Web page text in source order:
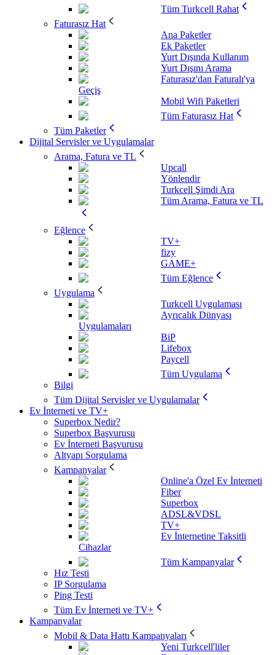
Tüm Turkcell Rahat
Faturasız Hat
Ana Paketler
Ek Paketler
Yurt Dışında Kullanım
Yurt Dışını Arama
Faturasız'dan Faturalı'ya
Geçiş
Mobil Wifi Paketleri
Tüm Faturasız Hat
Tüm Paketler
Dijital Servisler ve Uygulamalar
Arama, Fatura ve TL
Upcall
Yönlendir
Turkcell Şimdi Ara
Tüm Arama, Fatura ve TL
Eğlence
TV+
fizy
GAME+
Tüm Eğlence
Uygulama
Turkcell Uygulaması
Ayrıcalık Dünyası
Uygulamaları
BiP
Lifebox
Paycell
Tüm Uygulama
Bilgi
Tüm Dijital Servisler ve Uygulamalar
Ev İnterneti ve TV+
Superbox Nedir?
Superbox Başvurusu
Ev İnterneti Başvurusu
Altyapı Sorgulama
Kampanyalar
Online'a Özel Ev İnterneti
Fiber
Superbox
ADSL&VDSL
TV+
Ev İnternetine Taksitli
Cihazlar
Tüm Kampanyalar
Hız Testi
IP Sorgulama
Ping Testi
Tüm Ev İnterneti ve TV+
Kampanyalar
Mobil & Data Hattı Kampanyaları
Yeni Turkcell'liler